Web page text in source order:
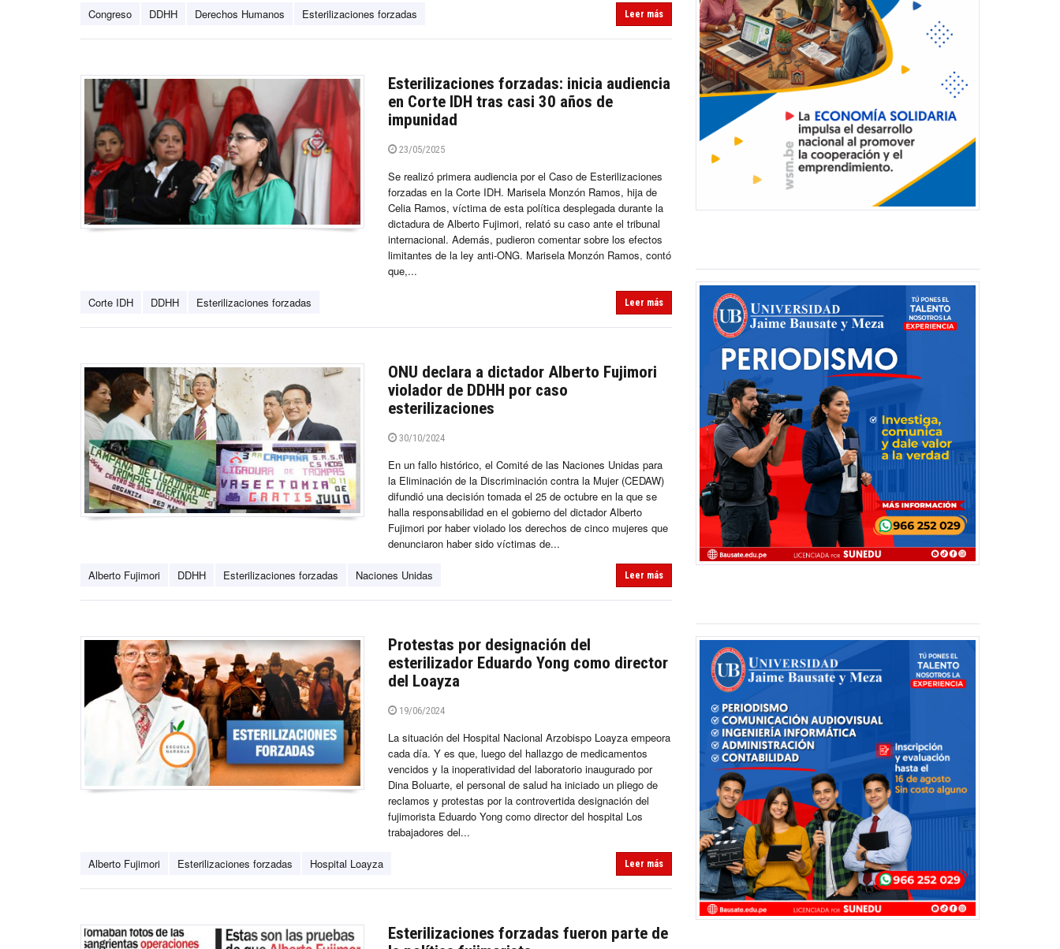
Congreso DDHH Derechos Humanos Esterilizaciones forzadas Leer más
Esterilizaciones forzadas: inicia audiencia
en Corte IDH tras casi 30 años de
impunidad
23/05/2025
Se realizó primera audiencia por el Caso de Esterilizaciones
forzadas en la Corte IDH. Marisela Monzón Ramos, hija de
Celia Ramos, víctima de esta política desplegada durante la
dictadura de Alberto Fujimori, relató su caso ante el tribunal
internacional. Además, pudieron comentar sobre los efectos
limitantes de la ley anti-ONG. Marisela Monzón Ramos, contó
que,...
Corte IDH DDHH Esterilizaciones forzadas Leer más
ONU declara a dictador Alberto Fujimori
violador de DDHH por caso
esterilizaciones
30/10/2024
En un fallo histórico, el Comité de las Naciones Unidas para
la Eliminación de la Discriminación contra la Mujer (CEDAW)
difundió una decisión tomada el 25 de octubre en la que se
halla responsabilidad en el gobierno del dictador Alberto
Fujimori por haber violado los derechos de cinco mujeres que
denunciaron haber sido víctimas de...
Alberto Fujimori DDHH Esterilizaciones forzadas Naciones Unidas Leer más
Protestas por designación del
esterilizador Eduardo Yong como director
del Loayza
19/06/2024
La situación del Hospital Nacional Arzobispo Loayza empeora
cada día. Y es que, luego del hallazgo de medicamentos
vencidos y la inoperatividad del laboratorio inaugurado por
Dina Boluarte, el personal de salud ha iniciado un pliego de
reclamos y protestas por la controvertida designación del
fujimorista Eduardo Yong como director del hospital Los
trabajadores del...
Alberto Fujimori Esterilizaciones forzadas Hospital Loayza Leer más
Esterilizaciones forzadas fueron parte de